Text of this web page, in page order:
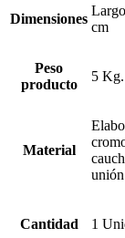
Dimensiones
cm
Peso
producto
5 Kg.
Material
Cantidad 1